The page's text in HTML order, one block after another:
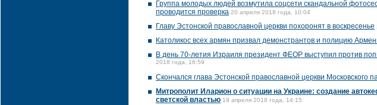
Группа молодых людей возмутила соцсети скандальной
проводится проверка 20 апреля 2018 года, 10:04
Главу Эстонской православной церкви похоронят в воскресенье
Католикос всех армян призвал демонстрантов и полицию
В день 70-летия Израиля президент ФЕОР выступил против
2018 года, 16:59
Скончался глава Эстонской православной церкви Московского
Митрополит Иларион о ситуации на Украине: создание
светской властью 19 апреля 2018 года, 14:15